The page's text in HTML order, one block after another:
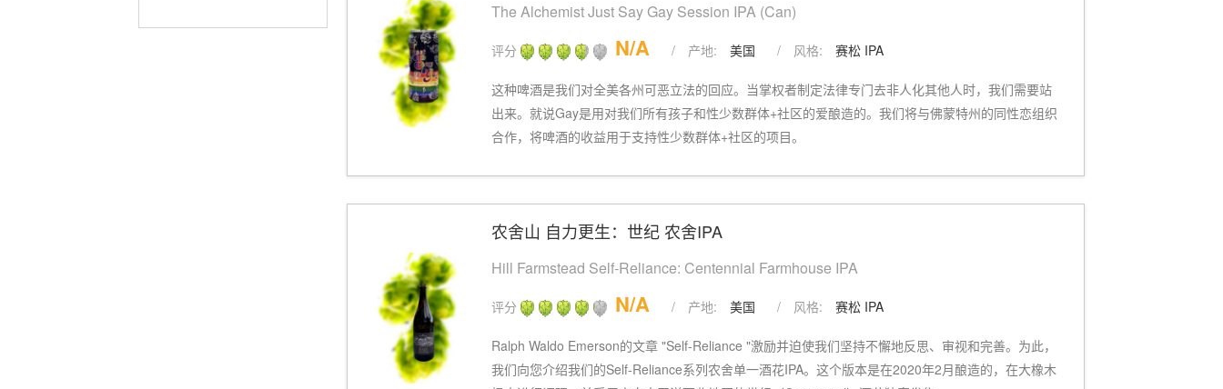
三月——十月啤酒
The Alchemist Just Say Gay Session IPA (Can)
评分 N/A / 产地: 美国 / 风格: 赛松 IPA
这种啤酒是我们对全美各州可恶立法的回应。当掌权者制定法律专门去非人化其他人时，我们需要站
出来。就说Gay是用对我们所有孩子和性少数群体+社区的爱酿造的。我们将与佛蒙特州的同性恋组织
合作，将啤酒的收益用于支持性少数群体+社区的项目。
农舍山 自力更生：世纪 农舍IPA
Hill Farmstead Self-Reliance: Centennial Farmhouse IPA
评分 N/A / 产地: 美国 / 风格: 赛松 IPA
Ralph Waldo Emerson的文章 "Self-Reliance "激励并迫使我们坚持不懈地反思、审视和完善。为此，
我们向您介绍我们的Self-Reliance系列农舍单一酒花IPA。这个版本是在2020年2月酿造的，在大橡木